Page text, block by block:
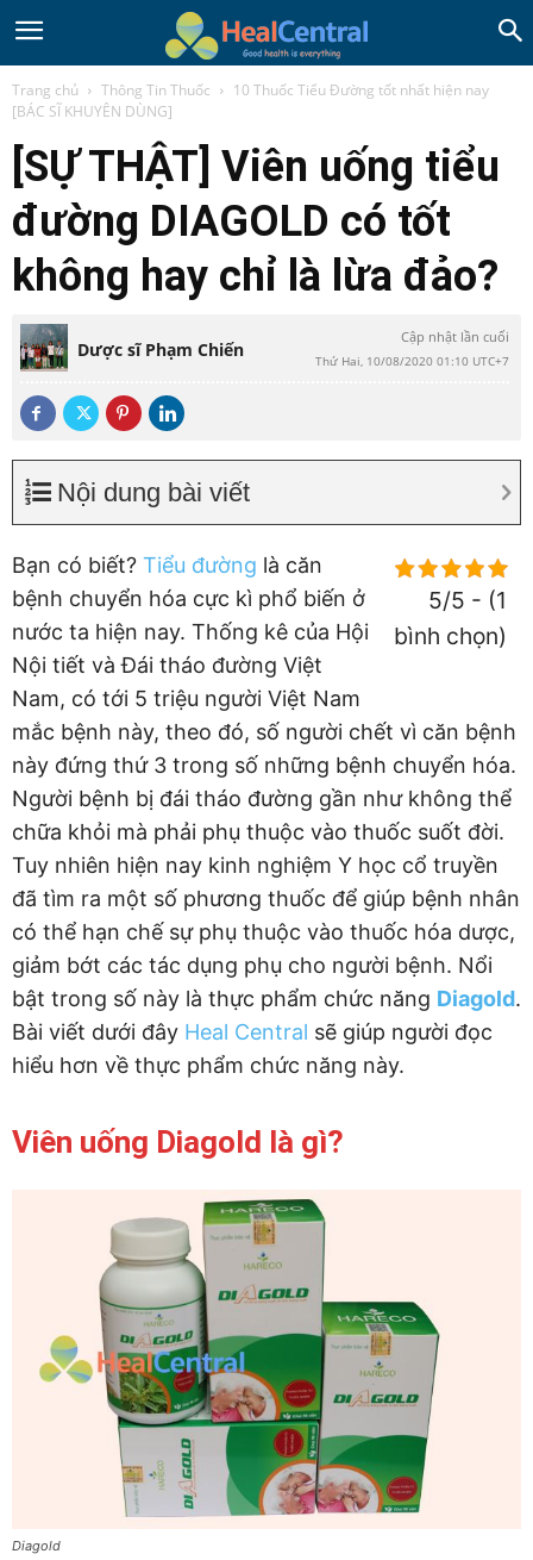
Trang chủ Thông Tin Thuốc
10 Thuốc Tiểu Đường tốt nhất hiện nay
[BÁC SĨ KHUYÊN DÙNG]
[SỰ THẬT] Viên uống tiểu
đường DIAGOLD có tốt
không hay chỉ là lừa đảo?
Dược sĩ Phạm Chiến
Cập nhật lần cuối
Thứ Hai, 10/08/2020 01:10 UTC+7
Nội dung bài viết
5/5 - (1
bình chọn)
Bạn có biết? Tiểu đường là căn
bệnh chuyển hóa cực kì phổ biến ở
nước ta hiện nay. Thống kê của Hội
Nội tiết và Đái tháo đường Việt
Nam, có tới 5 triệu người Việt Nam
mắc bệnh này, theo đó, số người chết vì căn bệnh
này đứng thứ 3 trong số những bệnh chuyển hóa.
Người bệnh bị đái tháo đường gần như không thể
chữa khỏi mà phải phụ thuộc vào thuốc suốt đời.
Tuy nhiên hiện nay kinh nghiệm Y học cổ truyền
đã tìm ra một số phương thuốc để giúp bệnh nhân
có thể hạn chế sự phụ thuộc vào thuốc hóa dược,
giảm bớt các tác dụng phụ cho người bệnh. Nổi
bật trong số này là thực phẩm chức năng Diagold.
Bài viết dưới đây Heal Central sẽ giúp người đọc
hiểu hơn về thực phẩm chức năng này.
Viên uống Diagold là gì?
Diagold